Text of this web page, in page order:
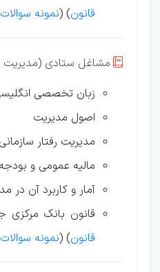
قانون) (نمونه سوالات

مشاغل ستادی (مدیریت
زبان تخصصی
اصول مدیریت
مدیریت رفتار
مالیه عمومی و
آمار و کاربرد آن در
قانون بانک مرکزی
قانون) (نمونه سوالات